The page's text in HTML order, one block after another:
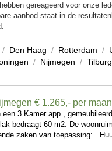
gereageerd voor onze
aanbod staat in de
/ Den Haag / Rotterdam /
/ Nijmegen / Tilburg
€ 1.265,- per
een 3 Kamer app.,
bedraagt 60 m2. De
zaken van toepassing: .